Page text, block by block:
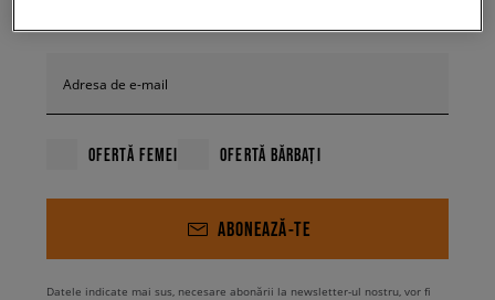
Adresa de e-mail
OFERTĂ FEMEI OFERTĂ BĂRBAȚI
ABONEAZĂ-TE
Datele indicate mai sus, necesare abonării la newsletter-ul nostru, vor fi